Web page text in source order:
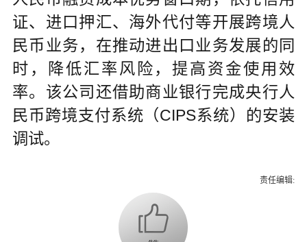
证、进口押汇、海外代付等开展跨境人
民币业务，在推动进出口业务发展的同
时，降低汇率风险，提高资金使用效
率。该公司还借助商业银行完成央行人
民币跨境支付系统（CIPS系统）的安装
调试。
责任编辑: